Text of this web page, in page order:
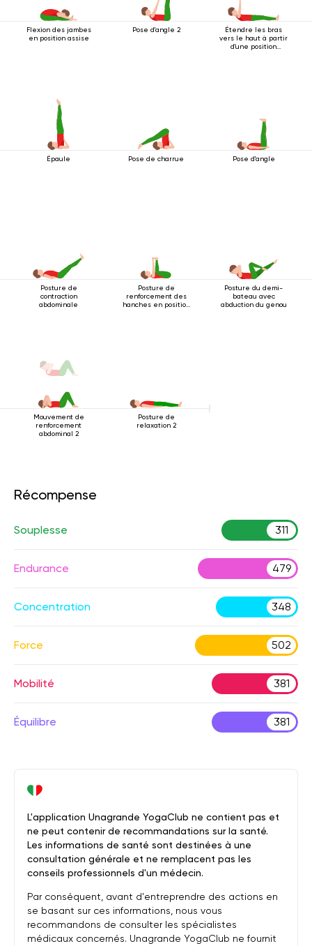
Flexion des jambes
en position assise
Pose d'angle 2
Étendre les bras
vers le haut à partir
d'une position
Épaule Pose de charrue Pose d'angle
Posture de
contraction
abdominale
Posture de
renforcement des
hanches en position
Posture du demi-
bateau avec
abduction du genou
Mouvement de
renforcement
abdominal 2
Posture de
relaxation 2
Récompense
Souplesse 311
Endurance 479
Concentration 348
Force 502
Mobilité 381
Équilibre 381
L'application Unagrande YogaClub ne contient pas et
ne peut contenir de recommandations sur la santé.
Les informations de santé sont destinées à une
consultation générale et ne remplacent pas les
conseils professionnels d'un médecin.
Par conséquent, avant d'entreprendre des actions en
se basant sur ces informations, nous vous
recommandons de consulter les spécialistes
médicaux concernés. Unagrande YogaClub ne fournit